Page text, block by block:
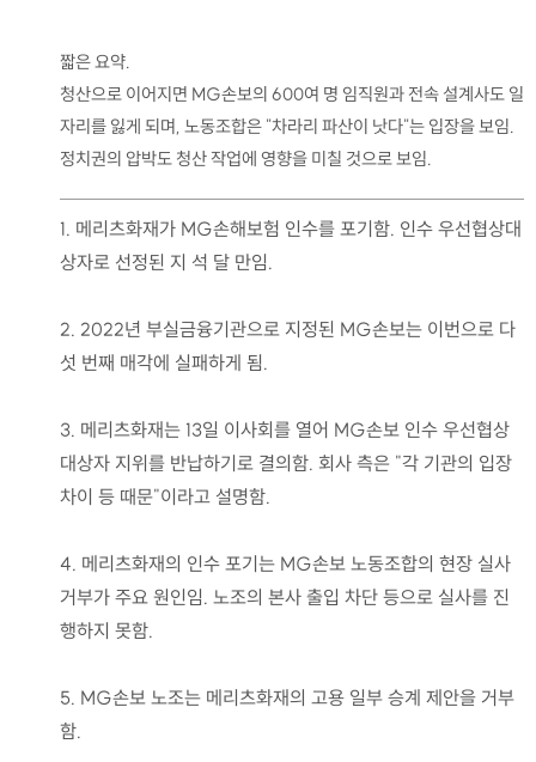
짧은 요약.
청산으로 이어지면 MG손보의 600여 명 임직원과 전속 설계사도 일
자리를 잃게 되며, 노동조합은 "차라리 파산이 낫다"는 입장을 보임.
정치권의 압박도 청산 작업에 영향을 미칠 것으로 보임.
1. 메리츠화재가 MG손해보험 인수를 포기함. 인수 우선협상대
상자로 선정된 지 석 달 만임.
2. 2022년 부실금융기관으로 지정된 MG손보는 이번으로 다
섯 번째 매각에 실패하게 됨.
3. 메리츠화재는 13일 이사회를 열어 MG손보 인수 우선협상
대상자 지위를 반납하기로 결의함. 회사 측은 "각 기관의 입장
차이 등 때문"이라고 설명함.
4. 메리츠화재의 인수 포기는 MG손보 노동조합의 현장 실사
거부가 주요 원인임. 노조의 본사 출입 차단 등으로 실사를 진
행하지 못함.
5. MG손보 노조는 메리츠화재의 고용 일부 승계 제안을 거부
함.